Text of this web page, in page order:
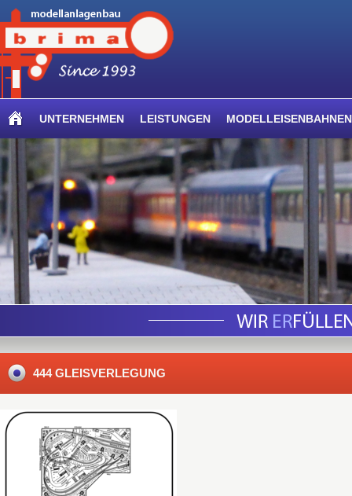
UNTERNEHMEN LEISTUNGEN MODELLEISENBAHNEN
444 GLEISVERLEGUNG